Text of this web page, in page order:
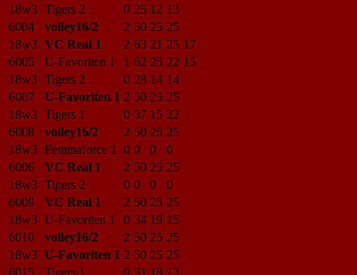
18w3 Tigers 2 0 25 12 13
6004
volley16/2 2 50 25 25
18w3 VC Real 1 2 63 21 25 17
6005
U-Favoriten 1 1 62 25 22 15
18w3 Tigers 2 0 28 14 14
6007
U-Favoriten 1 2 50 25 25
18w3 Tigers 1 0 37 15 22
6008
volley16/2 2 50 25 25
18w3 Feminaforce 1 0 0 0
0
6006
VC Real 1 2 50 25 25
18w3 Tigers 2 0 0 0
0
6009
VC Real 1 2 50 25 25
18w3 U-Favoriten 1 0 34 19 15
6010
volley16/2 2 50 25 25
18w3 U-Favoriten 1 2 50 25 25
6015
Tigers 1 0 31 18 13